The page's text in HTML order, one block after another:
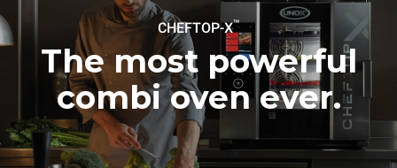
CHEFTOP-X™
The most powerful
combi oven ever.